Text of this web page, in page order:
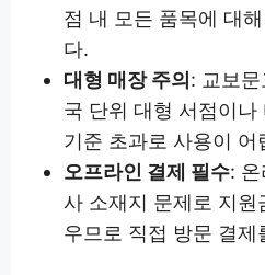
점 내 모든 품목에 대
다.
대형 매장 주의 : 교보
국 단위 대형 서점이나
기준 초과로 사용이 어
오프라인 결제 필수:
사 소재지 문제로 지원
우므로 직접 방문 결제